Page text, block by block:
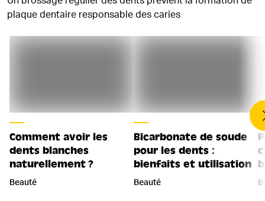
plaque dentaire responsable des caries
Comment avoir les
dents blanches
naturellement ?
Beauté
Bicarbonate de soude
pour les dents :
bienfaits et utilisation
Beauté